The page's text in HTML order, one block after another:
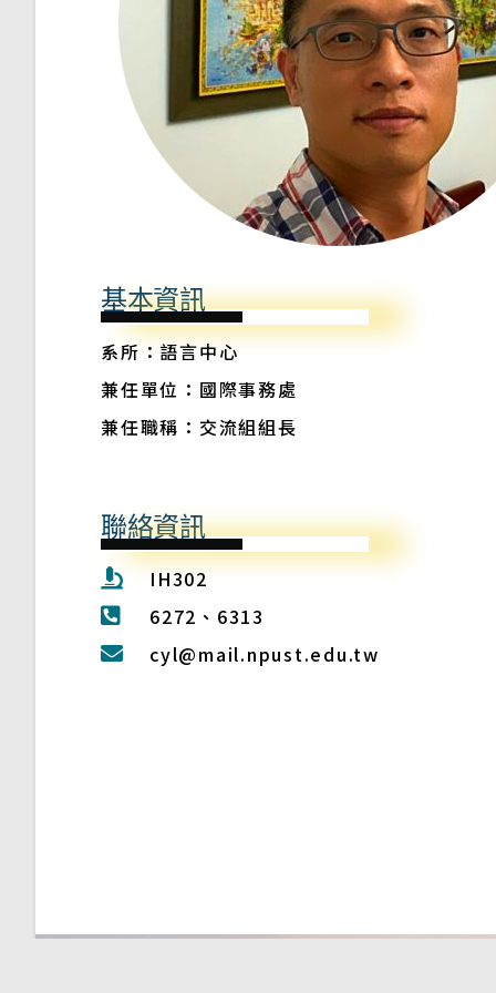
基本資訊
系所：語言中心
兼任單位：國際事務處
兼任職稱：交流組組長
聯絡資訊
IH302
6272、6313
cyl@mail.npust.edu.tw